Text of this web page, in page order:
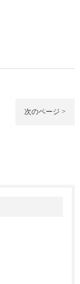
次のページ >